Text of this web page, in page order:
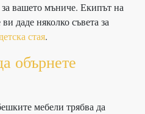
вашето мъниче. Екипът на
даде няколко съвета за
стая.
обърнете
мебели трябва да